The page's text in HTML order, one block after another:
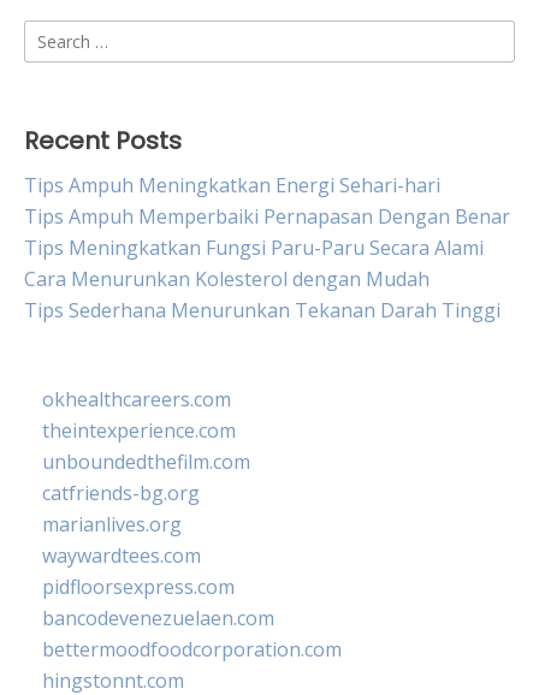
Search
for:
Recent Posts
Tips Ampuh Meningkatkan Energi Sehari-hari
Tips Ampuh Memperbaiki Pernapasan Dengan Benar
Tips Meningkatkan Fungsi Paru-Paru Secara Alami
Cara Menurunkan Kolesterol dengan Mudah
Tips Sederhana Menurunkan Tekanan Darah Tinggi
okhealthcareers.com
theintexperience.com
unboundedthefilm.com
catfriends-bg.org
marianlives.org
waywardtees.com
pidfloorsexpress.com
bancodevenezuelaen.com
bettermoodfoodcorporation.com
hingstonnt.com